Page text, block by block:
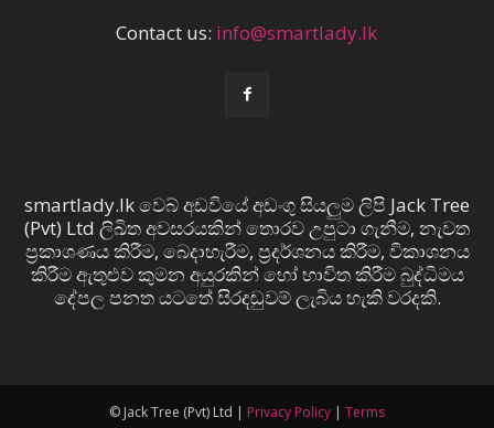
Contact us: info@smartlady.lk
smartlady.lk වෙබ් අඩවියේ අඩංගු සියලුම ලිපි Jack Tree
(Pvt) Ltd ලිඛිත අවසරයකින් තොරව උපුටා ගැනීම, නැවත
ප්‍රකාශණය කිරීම, බෙදාහැරීම, ප්‍රදර්ශනය කිරීම, විකාශනය
කිරීම ඇතුළුව කුමන අයුරකින් හෝ භාවිත කිරීම බුද්ධිමය
දේපල පනත යටතේ සිරදඬුවම් ලැබිය හැකි වරදකි.
© Jack Tree (Pvt) Ltd | Privacy Policy | Terms